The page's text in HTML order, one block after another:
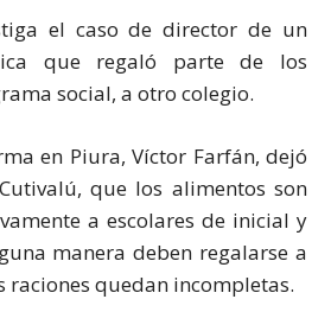
el caso de director de un
que regaló parte de los
social, a otro colegio.
en Piura, Víctor Farfán, dejó
que los alimentos son
a escolares de inicial y
manera deben regalarse a
raciones quedan incompletas.